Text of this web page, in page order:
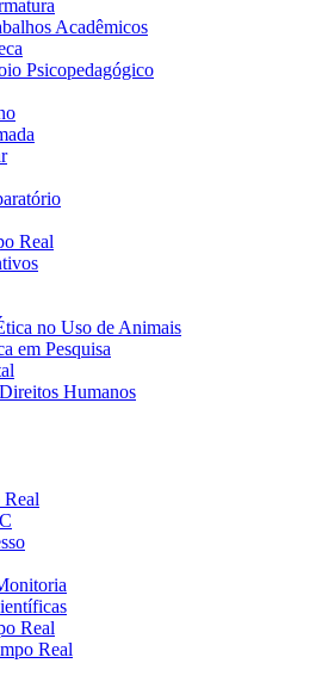
Acadêmicos
Psicopedagógico
Real
no Uso de Animais
em Pesquisa
Humanos
Real
Real